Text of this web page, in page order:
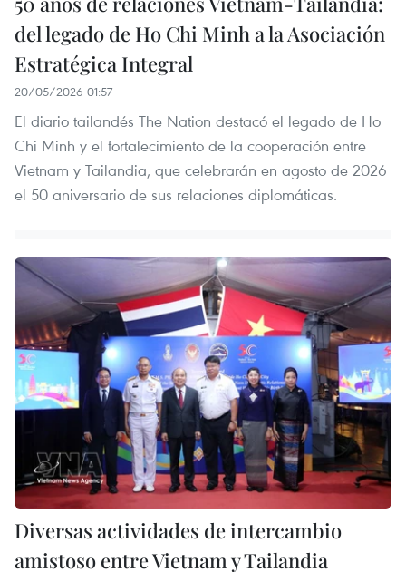
del legado de Ho Chi Minh a la Asociación
Estratégica Integral
20/05/2026 01:57
El diario tailandés The Nation destacó el legado de Ho
Chi Minh y el fortalecimiento de la cooperación entre
Vietnam y Tailandia, que celebrarán en agosto de 2026
el 50 aniversario de sus relaciones diplomáticas.
Diversas actividades de intercambio
amistoso entre Vietnam y Tailandia